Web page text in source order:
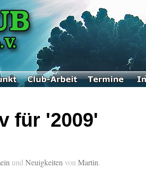
für '2009'
und Neuigkeiten von Martin.